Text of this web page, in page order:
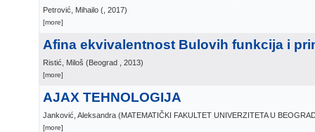
Petrović, Mihailo ( , 2017)
[more]
Afina ekvivalentnost Bulovih funkcija i
Ristić, Miloš (Beograd , 2013)
[more]
AJAX TEHNOLOGIJA
Janković, Aleksandra (MATEMATIČKI FAKULTET UNIVERZITETA U
[more]